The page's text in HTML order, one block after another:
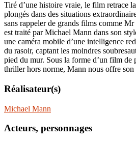
Tiré d’une histoire vraie, le film retrace
plongés dans des situations
sans rappeler de grands films comme
est traité par Michael Mann dans son
une caméra mobile d’une intelligence
du rasoir, captant les moindres
pied du mur. Sous la forme d’un film de
thriller hors norme, Mann nous offre
Réalisateur(s)
Michael Mann
Acteurs, personnages